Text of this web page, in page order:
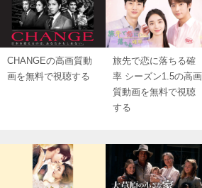
CHANGEの高画質動
画を無料で視聴する
旅先で恋に落ちる確
率 シーズン1.5の高画
質動画を無料で視聴
する